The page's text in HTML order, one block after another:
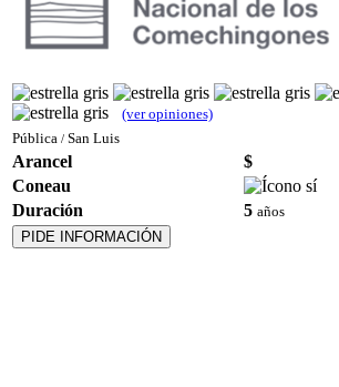
(ver opiniones)
Pública / San Luis
Arancel
$
Coneau
Duración
5 años
PIDE INFORMACIÓN